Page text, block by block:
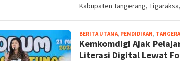
Kabupaten Tangerang, Tigaraksa,
BERITA UTAMA, PENDIDIKAN,
Kemkomdigi Ajak
Literasi Digital Lewat